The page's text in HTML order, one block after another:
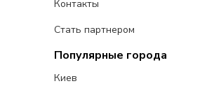
Контакты
Стать партнером
Популярные города
Киев